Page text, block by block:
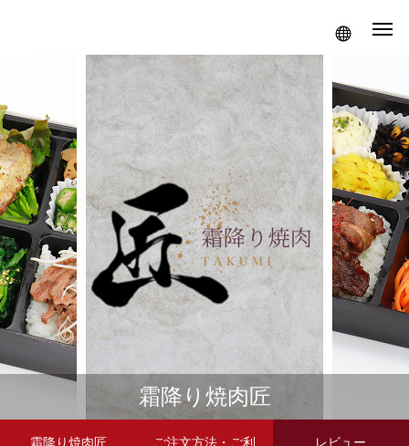
霜降り焼肉匠
霜降り焼肉匠 ご注文方法・ご利 レビュー